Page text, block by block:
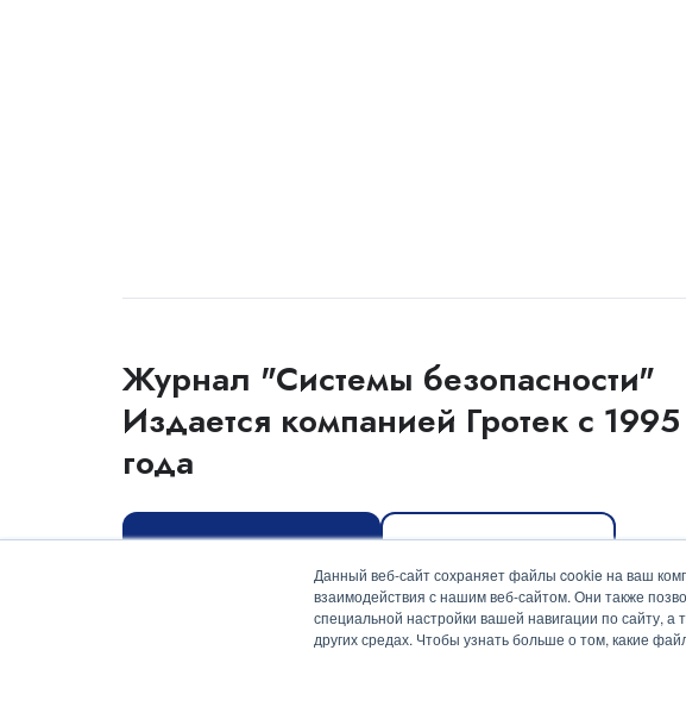
Данный веб-сайт сохраняет файлы cookie на ваш
взаимодействия с нашим веб-сайтом. Они также
специальной настройки вашей навигации по сайту,
других средах. Чтобы узнать больше о том, какие
Журнал "Системы безопасности"
Издается компанией Гротек с 1995
года
Оформить подписку Скачать медиакит